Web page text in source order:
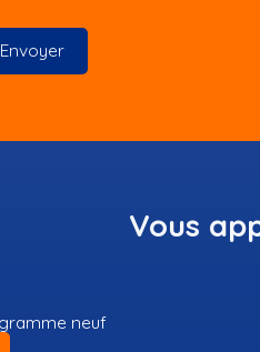
Envoyer
Vous